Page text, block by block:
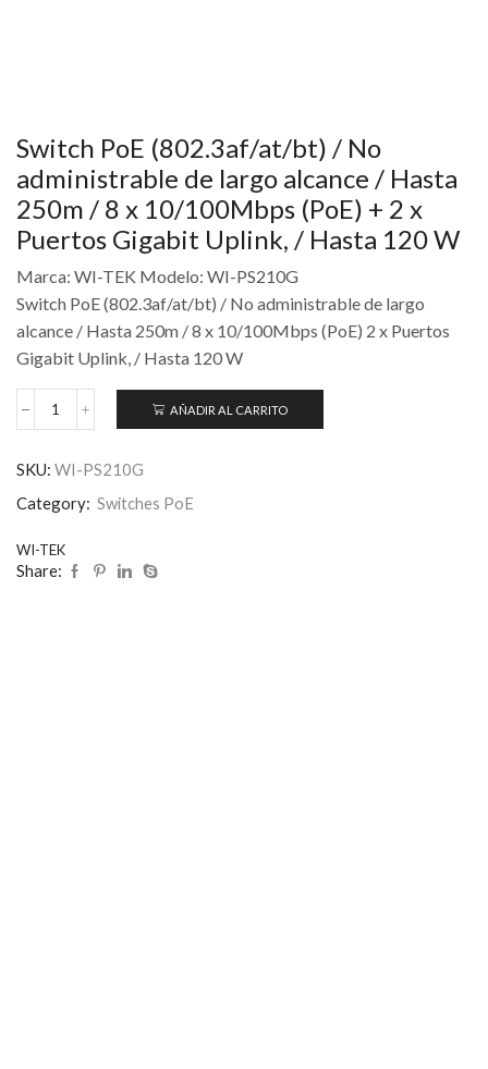
Switch PoE (802.3af/at/bt) / No
administrable de largo alcance / Hasta
250m / 8 x 10/100Mbps (PoE) + 2 x
Puertos Gigabit Uplink, / Hasta 120 W
Marca: WI-TEK Modelo: WI-PS210G
Switch PoE (802.3af/at/bt) / No administrable de largo
alcance / Hasta 250m / 8 x 10/100Mbps (PoE) 2 x Puertos
Gigabit Uplink, / Hasta 120 W
AÑADIR AL CARRITO
SKU: WI-PS210G
Category: Switches PoE
WI-TEK
Share: